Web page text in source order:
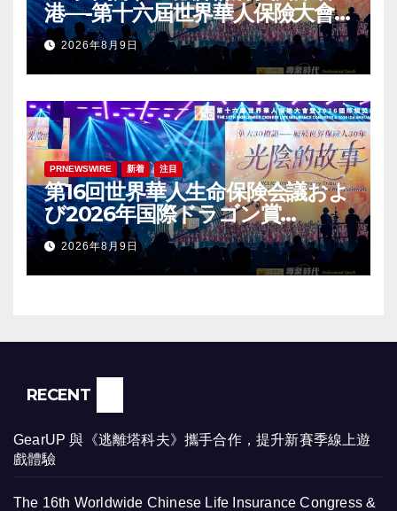
港—-第十六屆世界華人保險大會
暨2026國際龍獎IDA年會盛大舉
辦2026年8月9日
PRNEWSWIRE 新着 注目
第16回世界華人生命保険会議およ
び2026年国際ドラゴン賞
（IDA）年次会議が盛大に開催
2026年8月9日
RECENT
GearUP 與《逃離塔科夫》攜手合作，提升新賽季線上遊
戲體驗
The 16th Worldwide Chinese Life Insurance Congress &